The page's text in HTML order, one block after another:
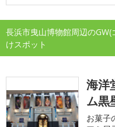
長浜市曳山博物館周辺の
けスポット
海洋
ム黒
お菓子